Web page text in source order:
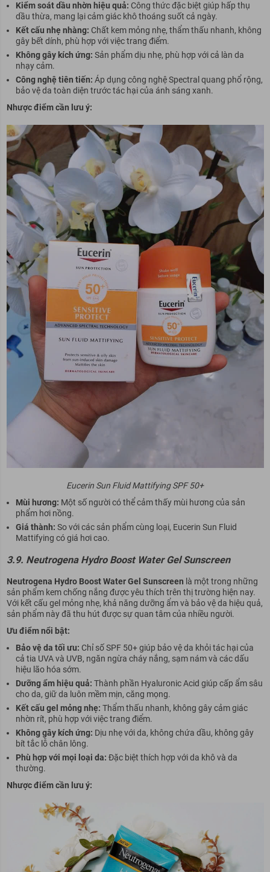
Kiểm soát dầu nhờn hiệu quả: Công thức đặc biệt giúp hấp thụ
dầu thừa, mang lại cảm giác khô thoáng suốt cả ngày.
Kết cấu nhẹ nhàng: Chất kem mỏng nhẹ, thẩm thấu nhanh, không
gây bết dính, phù hợp với việc trang điểm.
Không gây kích ứng: Sản phẩm dịu nhẹ, phù hợp với cả làn da
nhạy cảm.
Công nghệ tiên tiến: Áp dụng công nghệ Spectral quang phổ rộng,
bảo vệ da toàn diện trước tác hại của ánh sáng xanh.
Nhược điểm cần lưu ý:
Eucerin Sun Fluid Mattifying SPF 50+
Mùi hương: Một số người có thể cảm thấy mùi hương của sản
phẩm hơi nồng.
Giá thành: So với các sản phẩm cùng loại, Eucerin Sun Fluid
Mattifying có giá hơi cao.
3.9. Neutrogena Hydro Boost Water Gel Sunscreen
Neutrogena Hydro Boost Water Gel Sunscreen là một trong những
sản phẩm kem chống nắng được yêu thích trên thị trường hiện nay.
Với kết cấu gel mỏng nhẹ, khả năng dưỡng ẩm và bảo vệ da hiệu quả,
sản phẩm này đã thu hút được sự quan tâm của nhiều người.
Ưu điểm nổi bật:
Bảo vệ da tối ưu: Chỉ số SPF 50+ giúp bảo vệ da khỏi tác hại của
cả tia UVA và UVB, ngăn ngừa cháy nắng, sạm nám và các dấu
hiệu lão hóa sớm.
Dưỡng ẩm hiệu quả: Thành phần Hyaluronic Acid giúp cấp ẩm sâu
cho da, giữ da luôn mềm mịn, căng mọng.
Kết cấu gel mỏng nhẹ: Thẩm thấu nhanh, không gây cảm giác
nhờn rít, phù hợp với việc trang điểm.
Không gây kích ứng: Dịu nhẹ với da, không chứa dầu, không gây
bít tắc lỗ chân lông.
Phù hợp với mọi loại da: Đặc biệt thích hợp với da khô và da
thường.
Nhược điểm cần lưu ý: